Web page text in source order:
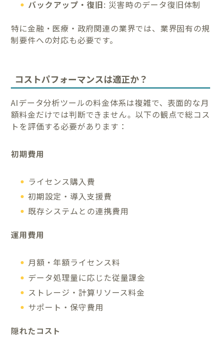
バックアップ・復旧: 災害時のデータ復旧体制
特に金融・医療・政府関連の業界では、業界固有の規
制要件への対応も必要です。
コストパフォーマンスは適正か？
AIデータ分析ツールの料金体系は複雑で、表面的な月
額料金だけでは判断できません。以下の観点で総コス
トを評価する必要があります：
初期費用
ライセンス購入費
初期設定・導入支援費
既存システムとの連携費用
運用費用
月額・年額ライセンス料
データ処理量に応じた従量課金
ストレージ・計算リソース料金
サポート・保守費用
隠れたコスト